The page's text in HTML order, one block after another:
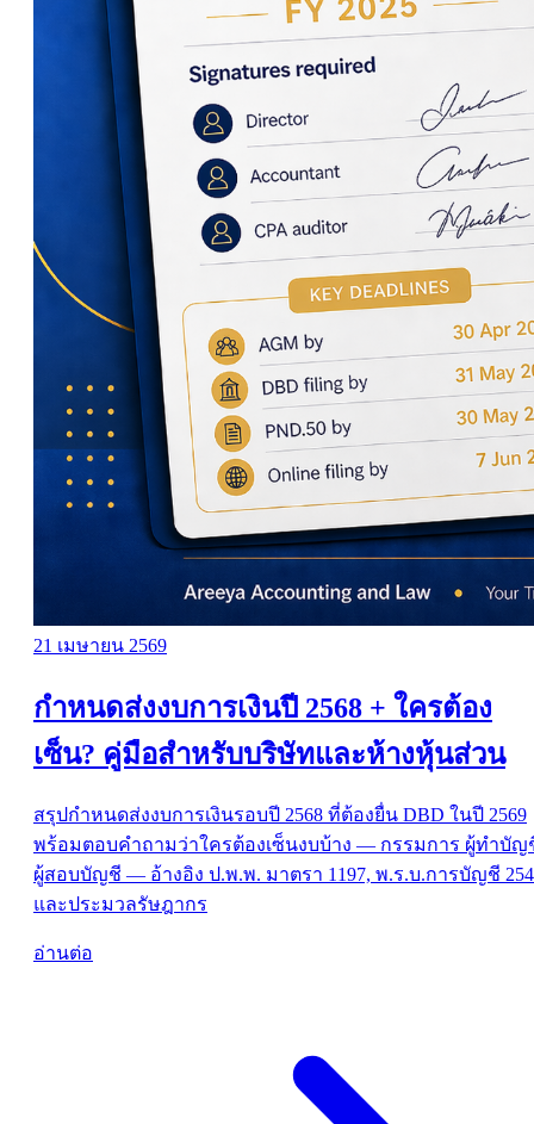
21 เมษายน 2569
กำหนดส่งงบการเงินปี 2568 + ใครต้อง
เซ็น? คู่มือสำหรับบริษัทและห้างหุ้นส่วน
สรุปกำหนดส่งงบการเงินรอบปี 2568 ที่ต้องยื่น DBD ในปี 2569
พร้อมตอบคำถามว่าใครต้องเซ็นงบบ้าง — กรรมการ ผู้ทำบัญ
ผู้สอบบัญชี — อ้างอิง ป.พ.พ. มาตรา 1197, พ.ร.บ.การบัญชี
และประมวลรัษฎากร
อ่านต่อ